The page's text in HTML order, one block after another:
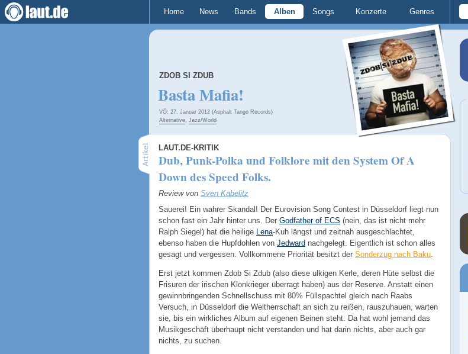
Home News Bands Alben Songs Konzerte Genres
ZDOB SI ZDUB
Basta Mafia!
VÖ: 27. Januar 2012 (Asphalt Tango Records)
Alternative, Jazz/World
LAUT.DE-KRITIK
Dub, Punk-Polka und Folklore mit den System Of A
Down des Speed Folks.
Review von Sven Kabelitz
Sauerei! Ein wahrer Skandal! Der Eurovision Song Contest in Düsseldorf liegt nun
schon fast ein Jahr hinter uns. Der Godfather of ECS (nein, das ist nicht mehr
Ralph Siegel) hat die heilige Lena-Kuh längst und zeitnah ausgeschlachtet,
ebenso haben die Hupfdohlen von Jedward nachgelegt. Eigentlich ist schon alles
gesagt und vergessen. Vollkommene Priorität besitzt der Sonderzug nach Baku.
Erst jetzt kommen Zdob Si Zdub (also diese ulkigen Kerle, deren Hüte selbst die
Frisuren der irischen Klonkrieger überragt haben) aus der Reserve. Anstatt einen
gewinnbringenden Schnellschuss mit 80% Füllspachtel gleich nach Raabs
Versuch, in Düsseldorf die Weltherrschaft an sich zu reißen, rauszuhauen, warten
sie, bis ein wirkliches Album auf eigenen Beinen steht. Da hat wohl jemand das
Musikgeschäft überhaupt nicht verstanden und hat darin nichts, aber auch gar
nichts, zu suchen.